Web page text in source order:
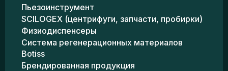
Пьезоинструмент
SCILOGEX (центрифуги, запчасти, пробирки)
Физиодиспенсеры
Система регенерационных материалов
Botiss
Брендированная продукция